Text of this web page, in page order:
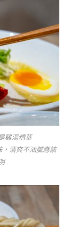
雞湯精華
清爽不油膩應該